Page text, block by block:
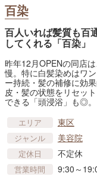
百染
百人いれば髪質も百
してくれる「百染」
昨年12月OPENの同店
慢。特に白髪染めはワ
ー持続・髪の補修に効
皮・髪の状態をリセッ
できる「頭浸浴」も◎。
エリア 東区
ジャンル 美容院
定休日 不定休
営業時間 9:30～